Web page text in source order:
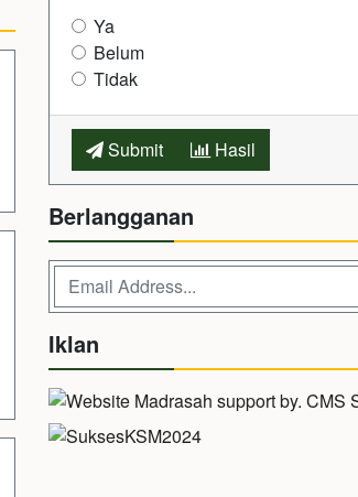
Ya
Belum
Tidak
Submit Hasil
Berlangganan
Iklan